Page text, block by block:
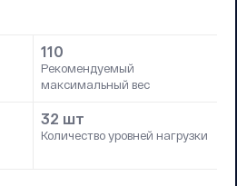
110
Рекомендуемый
максимальный вес
32 шт
Количество уровней нагрузки